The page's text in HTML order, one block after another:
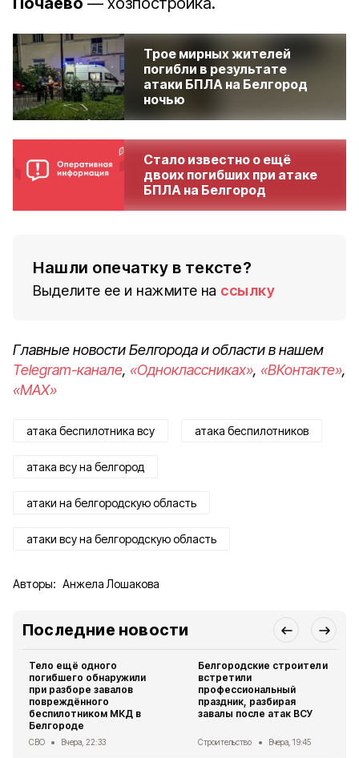
Трое мирных жителей
погибли в результате
атаки БПЛА на Белгород
ночью
Стало известно о ещё
двоих погибших при атаке
БПЛА на Белгород
Нашли опечатку в тексте?
Выделите ее и нажмите на ссылку
Главные новости Белгорода и области в нашем
Telegram-канале, «Одноклассниках», «ВКонтакте»,
«MAX»
атака беспилотника всу атака беспилотников
атака всу на белгород
атаки на белгородскую область
атаки всу на белгородскую область
Авторы: Анжела Лошакова
Последние новости
Тело ещё одного
погибшего обнаружили
при разборе завалов
повреждённого
беспилотником МКД в
Белгороде
СВО Вчера, 22:33
Белгородские строители
встретили
профессиональный
праздник, разбирая
завалы после атак ВСУ
Строительство Вчера, 19:45